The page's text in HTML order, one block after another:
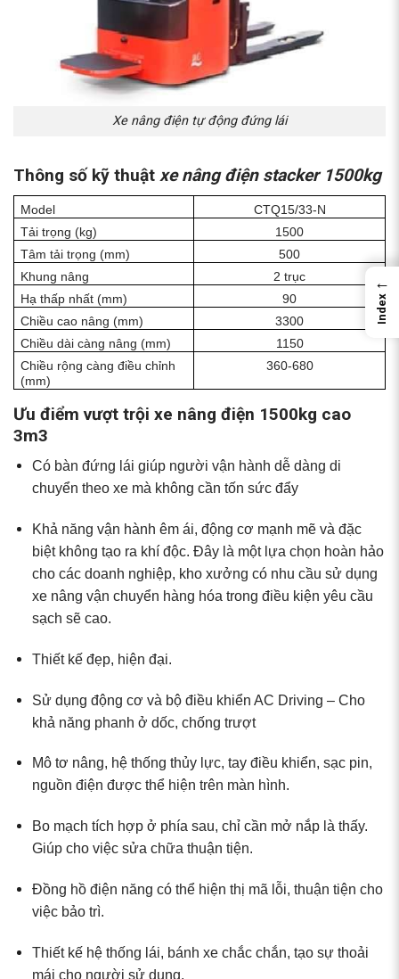
Xe nâng điện tự động đứng lái
Thông số kỹ thuật xe nâng điện stacker 1500kg
Model
CTQ15/33-N
Tải trọng (kg)
1500
Tâm tải trọng (mm)
500
Khung nâng
2 trục
Hạ thấp nhất (mm)
90
Chiều cao nâng (mm)
3300
Chiều dài càng nâng (mm)
1150
Chiều rộng càng điều chỉnh
(mm)
360-680
Ưu điểm vượt trội xe nâng điện 1500kg cao
3m3
Có bàn đứng lái giúp người vận hành dễ dàng di
chuyển theo xe mà không cần tốn sức đẩy
Khả năng vận hành êm ái, động cơ mạnh mẽ và đặc
biệt không tạo ra khí độc. Đây là một lựa chọn hoàn hảo
cho các doanh nghiệp, kho xưởng có nhu cầu sử dụng
xe nâng vận chuyển hàng hóa trong điều kiện yêu cầu
sạch sẽ cao.
Thiết kế đẹp, hiện đại.
Sử dụng động cơ và bộ điều khiển AC Driving – Cho
khả năng phanh ở dốc, chống trượt
Mô tơ nâng, hệ thống thủy lực, tay điều khiển, sạc pin,
nguồn điện được thể hiện trên màn hình.
Bo mạch tích hợp ở phía sau, chỉ cần mở nắp là thấy.
Giúp cho việc sửa chữa thuận tiện.
Đồng hồ điện năng có thể hiện thị mã lỗi, thuận tiện cho
việc bảo trì.
Thiết kế hệ thống lái, bánh xe chắc chắn, tạo sự thoải
mái cho người sử dụng.
←
Index